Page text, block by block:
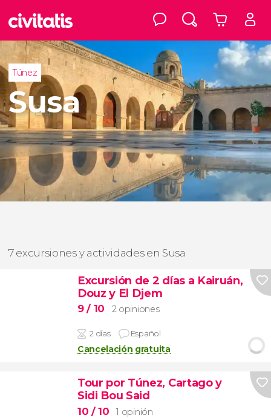
Túnez
Susa
7 excursiones y actividades en Susa
Excursión de 2 días a Kairuán,
Douz y El Djem
9/ 10 2 opiniones
2 días Español
Cancelación gratuita
Tour por Túnez, Cartago y
Sidi Bou Said
10 / 10
1 opinión